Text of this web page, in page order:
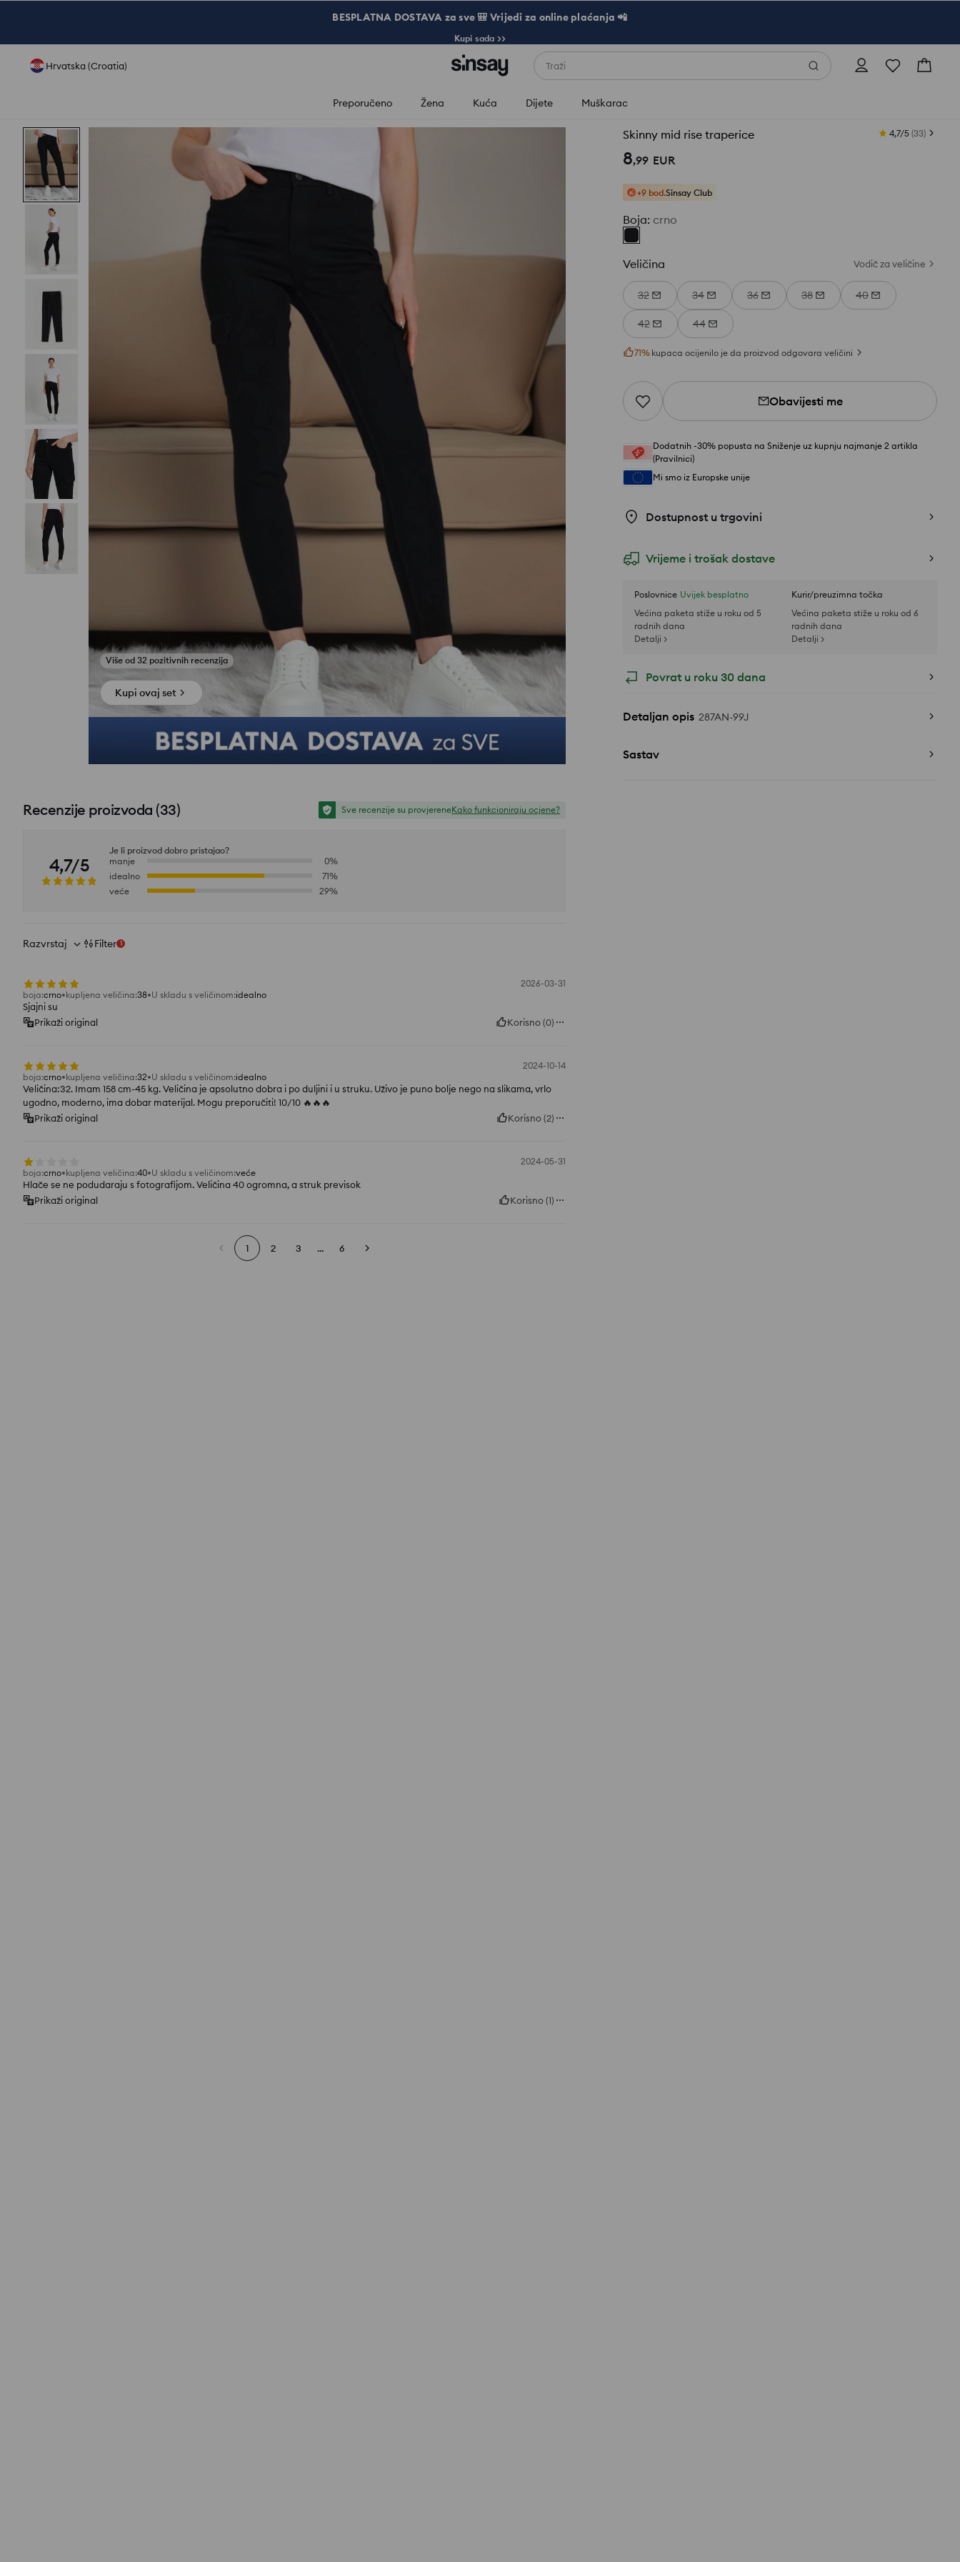
BESPLATNA DOSTAVA za sve 🎒 Vrijedi za online plaćanja 📲
Kupi sada >>
Hrvatska (Croatia) Traži
Preporučeno Žena Kuća Dijete Muškarac
Skinny mid rise traperice 4,7/5 (33)
8,99 EUR
+9 bod.Sinsay Club
Boja: crno
Veličina Vodič za veličine
32 34 36 38 40
42 44
71% kupaca ocijenilo je da proizvod odgovara veličini
Obavijesti me
Dodatnih -30% popusta na Sniženje uz kupnju najmanje 2 artikla
(Pravilnici)
Mi smo iz Europske unije
Dostupnost u trgovini
Vrijeme i trošak dostave
Poslovnice Uvijek besplatno
Većina paketa stiže u roku od 5
radnih dana
Detalji >
Kurir/preuzimna točka
Većina paketa stiže u roku od 6
radnih dana
Detalji >
Povrat u roku 30 dana
Detaljan opis 287AN-99J
Sastav
Kupi ovaj set
Recenzije proizvoda (33) Sve recenzije su provjereneKako funkcioniraju ocjene?
4,7/5
Je li proizvod dobro pristajao?
manje
0%
idealno
71%
veće
29%
Razvrstaj Filter 1
2026-03-31
boja:crno kupljena veličina:38 U skladu s veličinom:idealno
Sjajni su
Prikaži original
Korisno(0)
2024-10-14
boja:crno kupljena veličina:32 U skladu s veličinom:idealno
Veličina:32. Imam 158 cm-45 kg. Veličina je apsolutno dobra i po duljini i u struku. Uživo je puno bolje nego na slikama, vrlo
ugodno, moderno, ima dobar materijal. Mogu preporučiti! 10/10 🔥🔥🔥
Prikaži original
Korisno(2)
2024-05-31
boja:crno kupljena veličina:40 U skladu s veličinom:veće
Hlače se ne podudaraju s fotografijom. Veličina 40 ogromna, a struk previsok
Prikaži original
Korisno(1)
1 2 3 ... 6